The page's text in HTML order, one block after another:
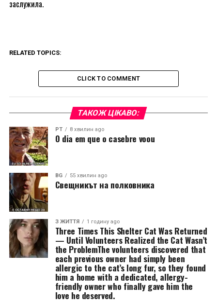
заслужила.
RELATED TOPICS:
CLICK TO COMMENT
ТАКОЖ ЦІКАВО:
PT 8 хвилин ago
O dia em que o casebre voou
BG 55 хвилин ago
Свещникът на полковника
З ЖИТТЯ 1 годину ago
Three Times This Shelter Cat Was Returned
— Until Volunteers Realized the Cat Wasn’t
the ProblemThe volunteers discovered that
each previous owner had simply been
allergic to the cat’s long fur, so they found
him a home with a dedicated, allergy-
friendly owner who finally gave him the
love he deserved.